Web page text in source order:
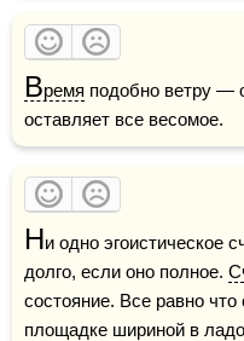
Время подобно ветру —
оставляет все весомое.
Ни одно эгоистическое
долго, если оно полное.
состояние. Все равно
площадке шириной в